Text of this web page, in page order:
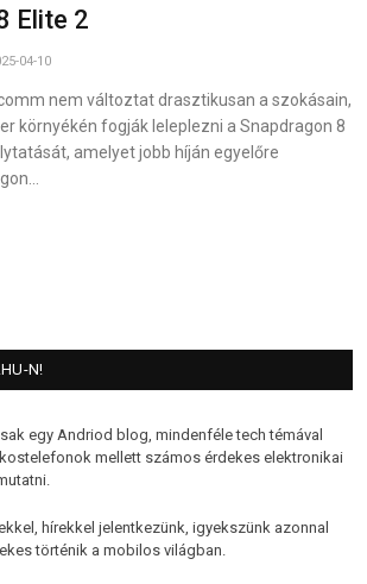
Elite 2
04-10
nem változtat drasztikusan a szokásain,
környékén fogják leleplezni a Snapdragon 8
amelyet jobb híján egyelőre
N!
egy Andriod blog, mindenféle tech témával
mellett számos érdekes elektronikai
hírekkel jelentkezünk, igyekszünk azonnal
történik a mobilos világban.